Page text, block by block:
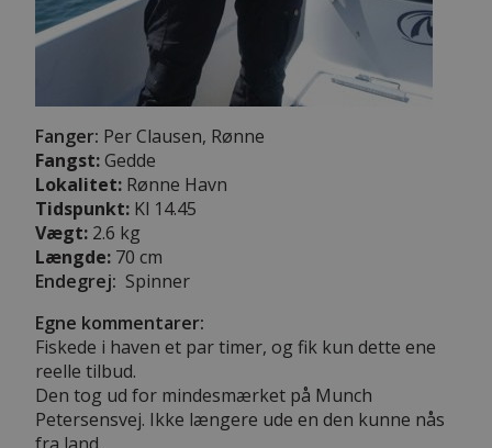
Fanger: Per Clausen, Rønne
Fangst:Gedde
Lokalitet: Rønne Havn
Tidspunkt: Kl 14.45
Vægt: 2.6 kg
Længde: 70 cm
Endegrej: Spinner
Egne kommentarer:
Fiskede i haven et par timer, og fik kun dette ene
reelle tilbud.
Den tog ud for mindesmærket på Munch
Petersensvej. Ikke længere ude en den kunne nås